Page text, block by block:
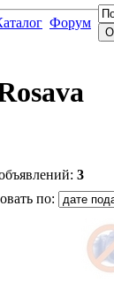
Форум
3
по: